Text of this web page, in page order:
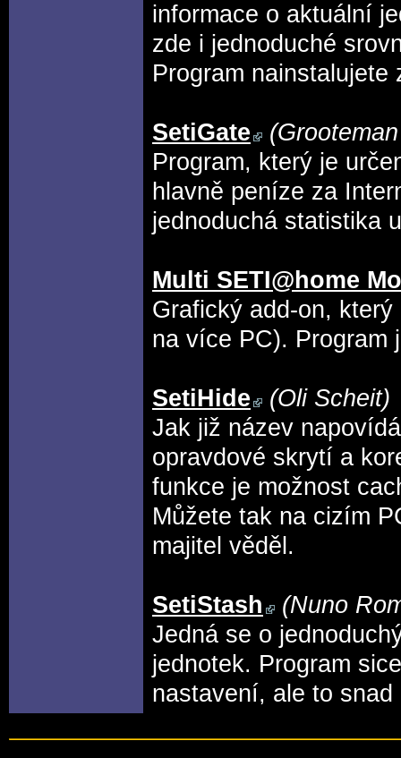
informace o aktuální
zde i jednoduché
Program
SetiGate
Program, který je
hlavně peníze za
jednoduchá statistika
Multi SETI@home
Grafický add-on,
na více PC). Program
SetiHide
(Oli Scheit)
Jak již název
opravdové skrytí a
funkce je možnost
Můžete tak na cizím
majitel věděl.
SetiStash
(Nuno
Jedná se o
jednotek. Program
nastavení, ale to